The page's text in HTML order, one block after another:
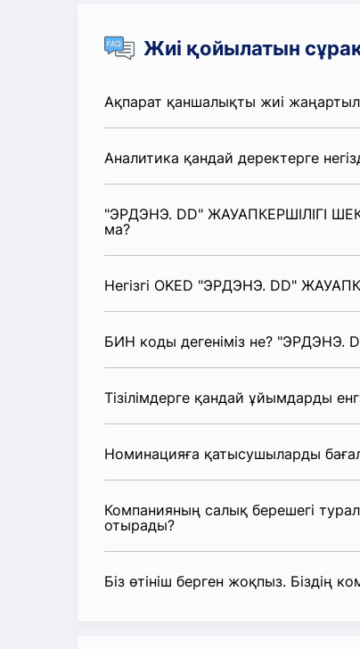
Жиі қойылатын
Ақпарат қаншалықты жиі
Аналитика қандай деректерге
"ЭРДЭНЭ. DD" ЖАУАПКЕРШІЛІГІ
ма?
Негізгі OKED "ЭРДЭНЭ. DD"
БИН коды дегеніміз не? "ЭРДЭНЭ.
Тізілімдерге қандай ұйымдарды
Номинацияға қатысушыларды
Компанияның салық берешегі
отырады?
Біз өтініш берген жоқпыз. Біздің